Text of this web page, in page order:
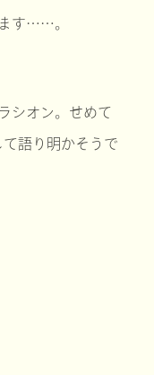
す……。
シオン。せめて
語り明かそうで